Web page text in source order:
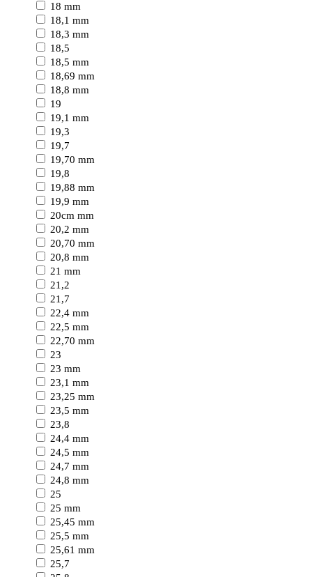
18 mm
18,1 mm
18,3 mm
18,5
18,5 mm
18,69 mm
18,8 mm
19
19,1 mm
19,3
19,7
19,70 mm
19,8
19,88 mm
19,9 mm
20cm mm
20,2 mm
20,70 mm
20,8 mm
21 mm
21,2
21,7
22,4 mm
22,5 mm
22,70 mm
23
23 mm
23,1 mm
23,25 mm
23,5 mm
23,8
24,4 mm
24,5 mm
24,7 mm
24,8 mm
25
25 mm
25,45 mm
25,5 mm
25,61 mm
25,7